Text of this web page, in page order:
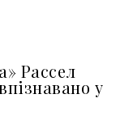
Рассел
у